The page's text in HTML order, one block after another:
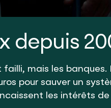
depuis
mais les
pour sauver un
les intérêts